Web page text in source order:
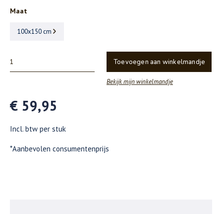
Maat
100x150 cm
Toevoegen aan winkelmandje
Bekijk mijn winkelmandje
€ 59,95
Incl. btw per stuk
*Aanbevolen consumentenprijs